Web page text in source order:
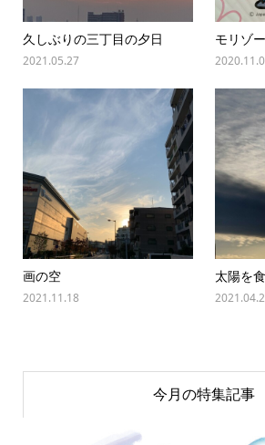
久しぶりの三丁目の夕日
2021.05.27
モリゾ
画の空
2021.11.18
太陽を
今月の特集記事